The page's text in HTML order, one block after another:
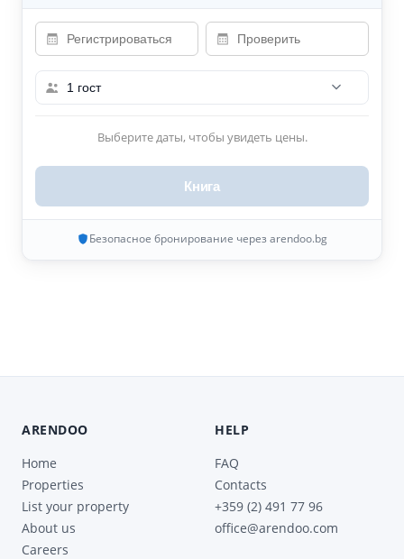
1 гост
Выберите даты, чтобы увидеть цены.
Книга
Безопасное бронирование через arendoo.bg
ARENDOO
Home
Properties
List your property
About us
Careers
HELP
FAQ
Contacts
+359 (2) 491 77 96
office@arendoo.com